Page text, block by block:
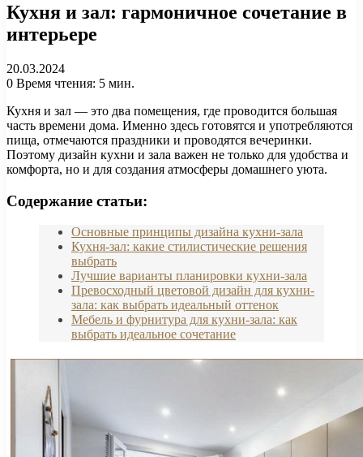
Кухня и зал: гармоничное сочетание в
интерьере
20.03.2024
0 Время чтения: 5 мин.
Кухня и зал — это два помещения, где проводится большая
часть времени дома. Именно здесь готовятся и употребляются
пища, отмечаются праздники и проводятся вечеринки.
Поэтому дизайн кухни и зала важен не только для удобства и
комфорта, но и для создания атмосферы домашнего уюта.
Содержание статьи:
Основные принципы дизайна кухни-зала
Кухня-зал: какие стилистические решения
выбрать
Лучшие варианты планировки кухни-зала
Превосходный цветовой дизайн для кухни-
зала: как выбрать идеальный оттенок
Мебель и фурнитура для кухни-зала: как
выбрать идеальное сочетание